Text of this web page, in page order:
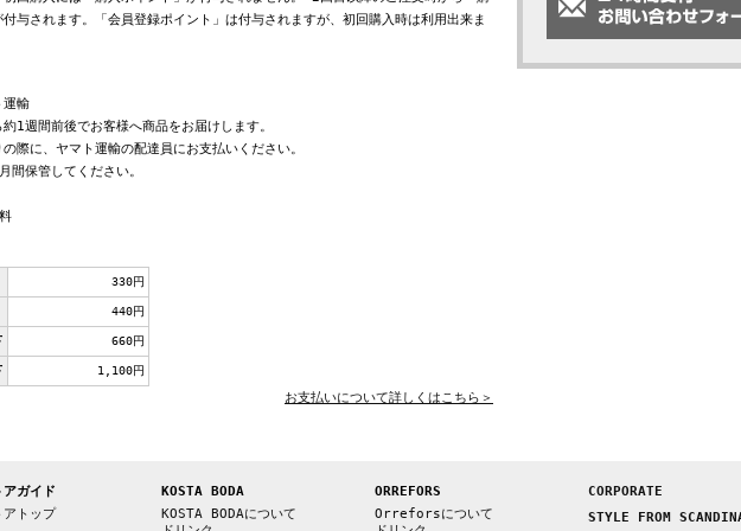
付与されます。「会員登録ポイント」は付与されますが、初回購入時は利用出来ま
運輸
1週間前後でお客様へ商品をお届けします。
際に、ヤマト運輸の配達員にお支払いください。
間保管してください。
330円
440円
660円
1,100円
お支払いについて詳しくはこちら＞
ガイド
アトップ
KOSTA BODA
KOSTA BODAについて
ORREFORS
Orreforsについて
CORPORATE
STYLE FROM